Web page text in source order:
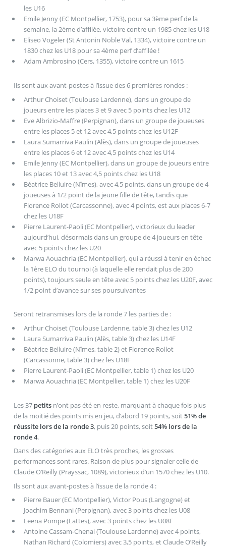
les U16
Emile Jenny (EC Montpellier, 1753), pour sa 3ème perf de la
semaine, la 2ème d’affilée, victoire contre un 1985 chez les U18
Eliseo Vogeler (St Antonin Noble Val, 1334), victoire contre un
1830 chez les U18 pour sa 4ème perf d’affilée !
Adam Ambrosino (Cers, 1355), victoire contre un 1615
Ils sont aux avant-postes à l’issue des 6 premières rondes :
Arthur Choiset (Toulouse Lardenne), dans un groupe de
joueurs entre les places 3 et 9 avec 5 points chez les U12
Eve Albrizio-Maffre (Perpignan), dans un groupe de joueuses
entre les places 5 et 12 avec 4,5 points chez les U12F
Laura Sumarriva Paulin (Alès), dans un groupe de joueuses
entre les places 6 et 12 avec 4,5 points chez les U14
Emile Jenny (EC Montpellier), dans un groupe de joueurs entre
les places 10 et 13 avec 4,5 points chez les U18
Béatrice Belluire (Nîmes), avec 4,5 points, dans un groupe de 4
joueuses à 1/2 point de la jeune fille de tête, tandis que
Florence Rollot (Carcassonne), avec 4 points, est aux places 6-7
chez les U18F
Pierre Laurent-Paoli (EC Montpellier), victorieux du leader
aujourd’hui, désormais dans un groupe de 4 joueurs en tête
avec 5 points chez les U20
Marwa Aouachria (EC Montpellier), qui a réussi à tenir en échec
la 1ère ELO du tournoi (à laquelle elle rendait plus de 200
points), toujours seule en tête avec 5 points chez les U20F, avec
1/2 point d’avance sur ses poursuivantes
Seront retransmises lors de la ronde 7 les parties de :
Arthur Choiset (Toulouse Lardenne, table 3) chez les U12
Laura Sumarriva Paulin (Alès, table 3) chez les U14F
Béatrice Belluire (Nîmes, table 2) et Florence Rollot
(Carcassonne, table 3) chez les U18F
Pierre Laurent-Paoli (EC Montpellier, table 1) chez les U20
Marwa Aouachria (EC Montpellier, table 1) chez les U20F
Les 37 petitsn’ont pas été en reste, marquant à chaque fois plus
de la moitié des points mis en jeu, d’abord 19 points, soit51% de
réussite lors de la ronde 3, puis 20 points, soit54% lors de la
ronde 4.
Dans des catégories aux ELO très proches, les grosses
performances sont rares. Raison de plus pour signaler celle de
Claude O’Reilly (Prayssac, 1089), victorieux d’un 1570 chez les U10.
Ils sont aux avant-postes à l’issue de la ronde 4 :
Pierre Bauer (EC Montpellier), Victor Pous (Langogne) et
Joachim Bennani (Perpignan), avec 3 points chez les U08
Leena Pompe (Lattes), avec 3 points chez les U08F
Antoine Cassam-Chenai (Toulouse Lardenne) avec 4 points,
Nathan Richard (Colomiers) avec 3,5 points, et Claude O’Reilly